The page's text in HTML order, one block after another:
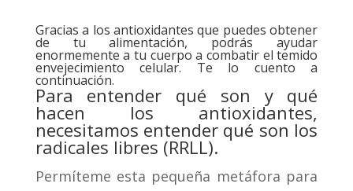
Gracias a los antioxidantes que puedes obtener
de tu alimentación, podrás ayudar
enormemente a tu cuerpo a combatir el temido
envejecimiento celular. Te lo cuento a
continuación.
Para entender qué son y qué
hacen los antioxidantes,
necesitamos entender qué son los
radicales libres (RRLL).
Permíteme esta pequeña metáfora para